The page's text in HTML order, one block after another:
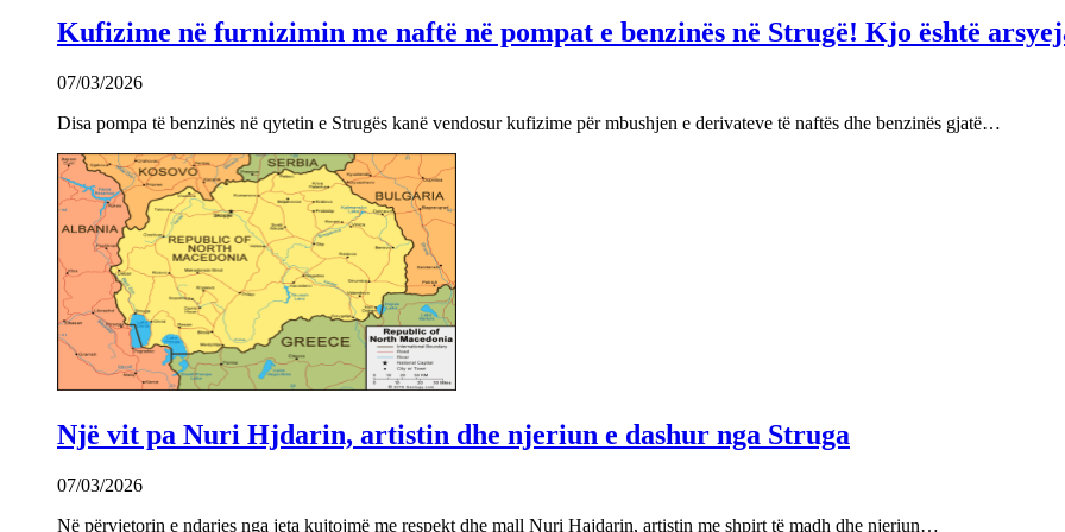
Kufizime në furnizimin me naftë në pompat e benzinës në Strugë! Kjo është
07/03/2026
Disa pompa të benzinës në qytetin e Strugës kanë vendosur kufizime për mbushjen e derivateve të naftës dhe benzinës gjatë…
Një vit pa Nuri Hjdarin, artistin dhe njeriun e dashur nga Struga
07/03/2026
Në përvjetorin e ndarjes nga jeta kujtojmë me respekt dhe mall Nuri Hajdarin, artistin me shpirt të madh dhe njeriun…